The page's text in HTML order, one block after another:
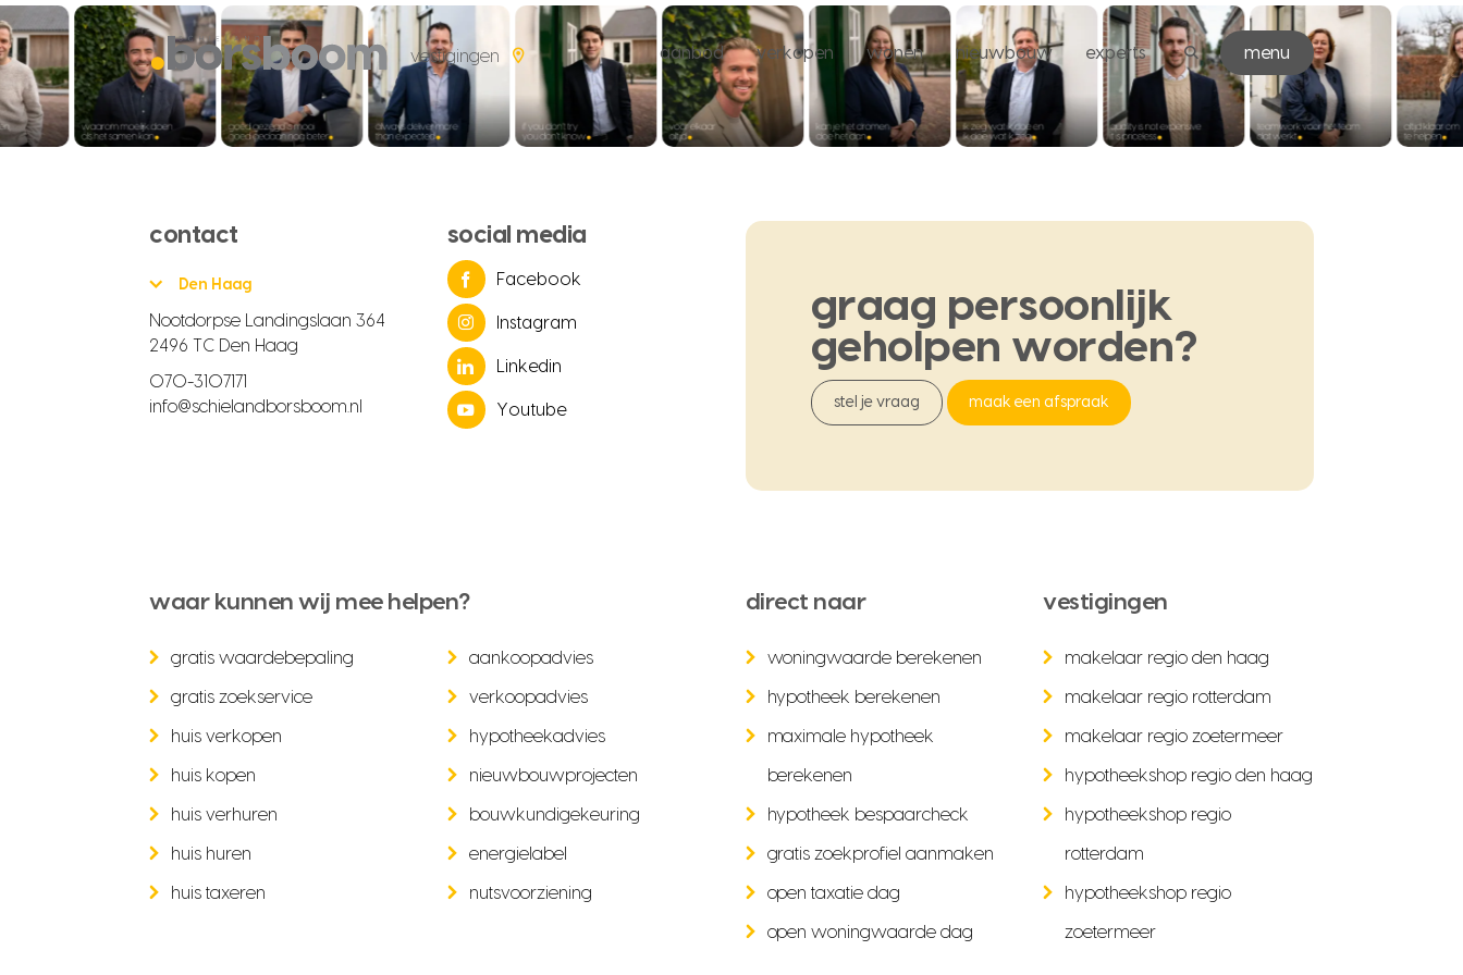
vestigingen aanbod verkopen wonen nieuwbouw experts menu
contact
Den Haag
Nootdorpse Landingslaan 364
2496 TC Den Haag
070-3107171
info@schielandborsboom.nl
social media
Facebook
Instagram
Linkedin
Youtube
graag persoonlijk
geholpen worden?
stel je vraag maak een afspraak
waar kunnen wij mee helpen?
gratis waardebepaling
gratis zoekservice
huis verkopen
huis kopen
huis verhuren
huis huren
huis taxeren
aankoopadvies
verkoopadvies
hypotheekadvies
nieuwbouwprojecten
bouwkundigekeuring
energielabel
nutsvoorziening
direct naar
woningwaarde berekenen
hypotheek berekenen
maximale hypotheek
berekenen
hypotheek bespaarcheck
gratis zoekprofiel aanmaken
open taxatie dag
open woningwaarde dag
vestigingen
makelaar regio den haag
makelaar regio rotterdam
makelaar regio zoetermeer
hypotheekshop regio den haag
hypotheekshop regio
rotterdam
hypotheekshop regio
zoetermeer